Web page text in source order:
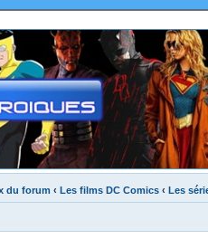
du forum ‹ Les films DC Comics ‹ Les